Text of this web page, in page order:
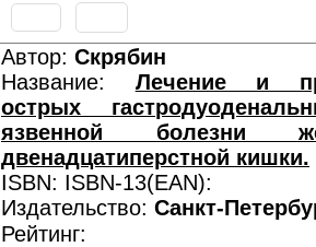
Автор: Скрябин
Название: Лечение и
острых
язвенной болезни
двенадцатиперстной кишки.
ISBN: ISBN-13(EAN):
Издательство: Санкт-
Рейтинг: